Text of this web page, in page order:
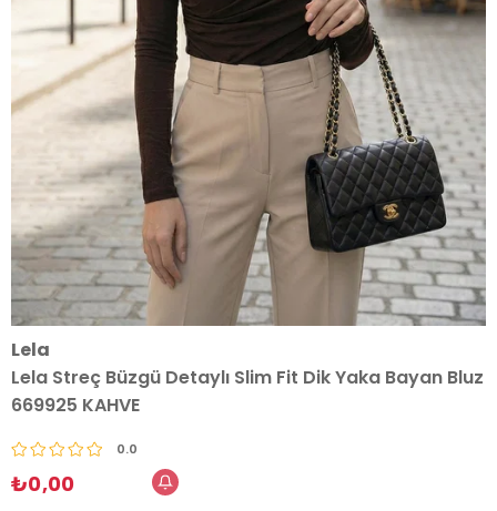
Lela
Lela Streç Büzgü Detaylı Slim Fit Dik Yaka Bayan Bluz
669925 KAHVE
0.0
₺0,00